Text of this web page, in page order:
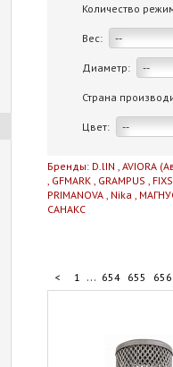
Количество
Вес: --
Диаметр: --
Страна
Цвет: --
Бренды: D.lIN , AVIORA
, GFMARK , GRAMPUS ,
PRIMANOVA , Nika ,
САНАКС
< 1 ... 654 655 656